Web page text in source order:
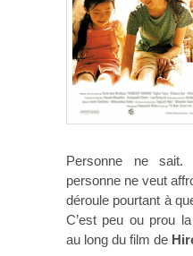
Personne ne
personne ne veut
déroule pourtant à
C’est peu ou prou
au long du film de